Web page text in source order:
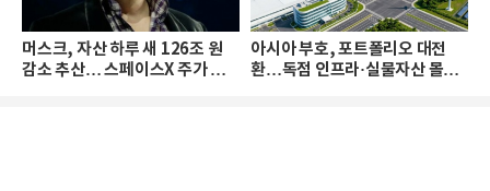
머스크, 자산 하루 새 126조 원
감소 추산… 스페이스X 주가 하
아시아 부호, 포트폴리오 대전
환…독점 인프라·실물자산 몰린